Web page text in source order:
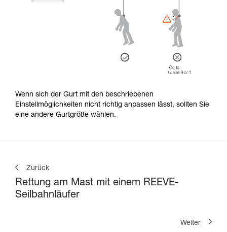
Wenn sich der Gurt mit den beschriebenen
Einstellmöglichkeiten nicht richtig anpassen lässt, sollten Sie
eine andere Gurtgröße wählen.
Zurück
Rettung am Mast mit einem REEVE-
Seilbahnläufer
Weiter